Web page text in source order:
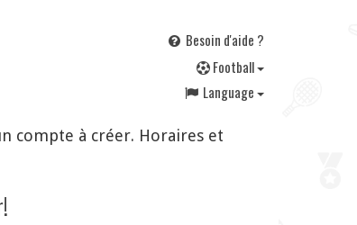
Besoin d'aide ?
Football
Language
compte à créer. Horaires et